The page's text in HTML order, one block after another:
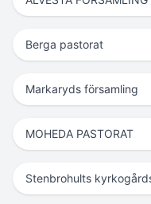
Berga pastorat
Markaryds församling
MOHEDA PASTORAT
Stenbrohults